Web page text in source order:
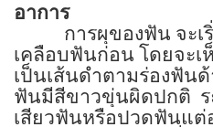
อาการ
การผุของฟัน จะ
เคลือบฟันก่อน โดยจะเ
เป็นเส้นดำตามร่องฟัน
ฟันมีสีขาวขุ่นผิดปกติ
เสียวฟันหรือปวดฟันแต่